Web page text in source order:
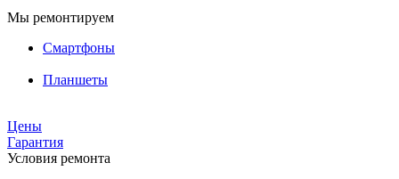
Мы ремонтируем
Смартфоны
Планшеты
Цены
Гарантия
Условия ремонта